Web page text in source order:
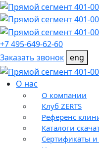
+7 495-649-62-60
Заказать звонок eng
О нас
О компании
Клуб ZERTS
Референс
Каталоги
Сертификаты